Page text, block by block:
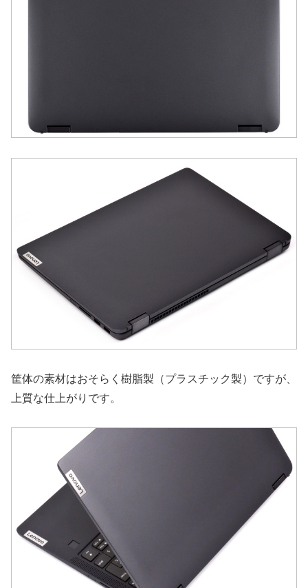
筐体の素材はおそらく樹脂製（プラスチック製）ですが、
上質な仕上がりです。